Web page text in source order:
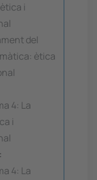
i
del
ètica
4: La
i
4: La